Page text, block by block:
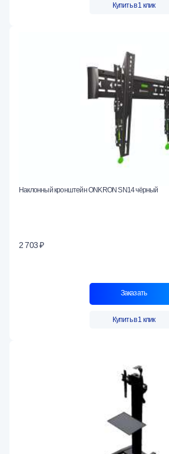
Купить в 1 клик
Наклонный кронштейн ONKRON SN14 чёрный
2 703 ₽
Заказать
Купить в 1 клик